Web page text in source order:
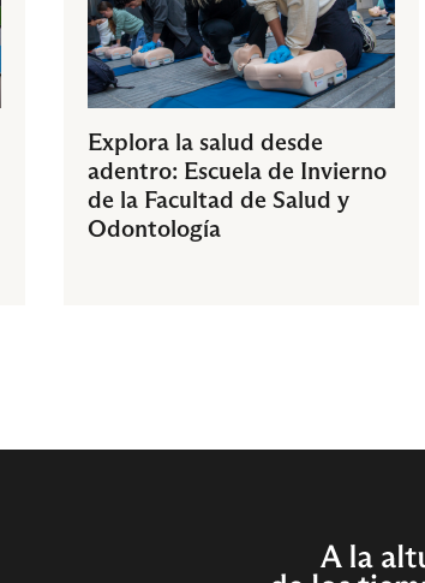
Explora la salud desde
adentro: Escuela de Invierno
de la Facultad de Salud y
Odontología